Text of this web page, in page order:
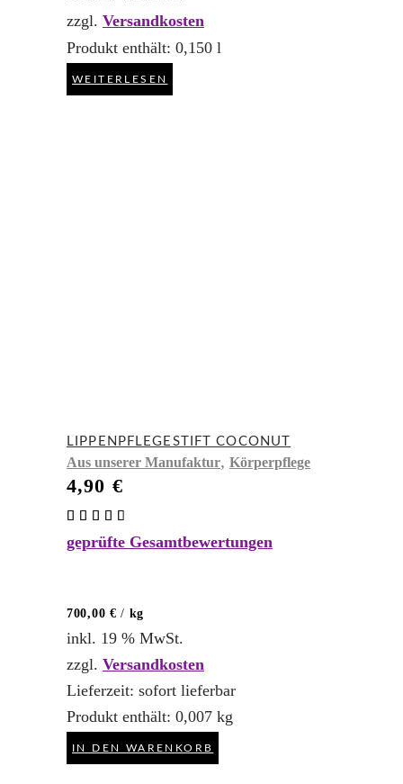
zzgl. Versandkosten
Produkt enthält: 0,150 l
WEITERLESEN
LIPPENPFLEGESTIFT COCONUT
Aus unserer Manufaktur, Körperpflege
4,90 €
4.50
geprüfte Gesamtbewertungen
700,00 € / kg
inkl. 19 % MwSt.
zzgl. Versandkosten
Lieferzeit: sofort lieferbar
Produkt enthält: 0,007 kg
IN DEN WARENKORB